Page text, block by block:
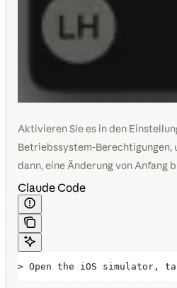
Aktivieren Sie es in den
Betriebssystem-Berechtigungen,
dann, eine Änderung von Anfang
Claude Code
> Open the iOS simulator,